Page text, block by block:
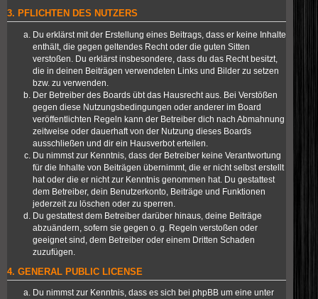
3. PFLICHTEN DES NUTZERS
Du erklärst mit der Erstellung eines Beitrags, dass er keine Inhalte
enthält, die gegen geltendes Recht oder die guten Sitten
verstoßen. Du erklärst insbesondere, dass du das Recht besitzt,
die in deinen Beiträgen verwendeten Links und Bilder zu setzen
bzw. zu verwenden.
Der Betreiber des Boards übt das Hausrecht aus. Bei Verstößen
gegen diese Nutzungsbedingungen oder anderer im Board
veröffentlichten Regeln kann der Betreiber dich nach Abmahnung
zeitweise oder dauerhaft von der Nutzung dieses Boards
ausschließen und dir ein Hausverbot erteilen.
Du nimmst zur Kenntnis, dass der Betreiber keine Verantwortung
für die Inhalte von Beiträgen übernimmt, die er nicht selbst erstellt
hat oder die er nicht zur Kenntnis genommen hat. Du gestattest
dem Betreiber, dein Benutzerkonto, Beiträge und Funktionen
jederzeit zu löschen oder zu sperren.
Du gestattest dem Betreiber darüber hinaus, deine Beiträge
abzuändern, sofern sie gegen o. g. Regeln verstoßen oder
geeignet sind, dem Betreiber oder einem Dritten Schaden
zuzufügen.
4. GENERAL PUBLIC LICENSE
Du nimmst zur Kenntnis, dass es sich bei phpBB um eine unter